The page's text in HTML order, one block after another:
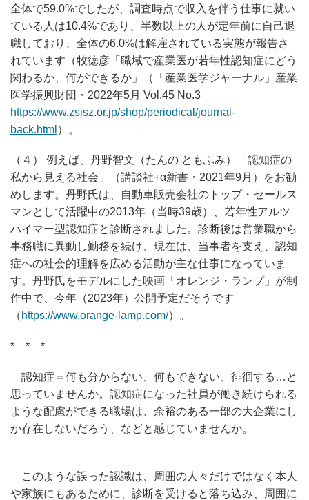
全体で59.0%でしたが、調査時点で収入を伴う仕事に就い
ている人は10.4%であり、半数以上の人が定年前に自己退
職しており、全体の6.0%は解雇されている実態が報告さ
れています（牧徳彦「職域で産業医が若年性認知症にどう
関わるか、何ができるか」（「産業医学ジャーナル」産業
医学振興財団・2022年5月 Vol.45 No.3
https://www.zsisz.or.jp/shop/periodical/journal-
back.html ）。
（４） 例えば、丹野智文（たんの ともふみ）「認知症の
私から見える社会」（講談社+α新書・2021年9月）をお勧
めします。丹野氏は、自動車販売会社のトップ・セールス
マンとして活躍中の2013年（当時39歳）、若年性アルツ
ハイマー型認知症と診断されました。診断後は営業職から
事務職に異動し勤務を続け、現在は、当事者を支え、認知
症への社会的理解を広める活動が主な仕事になっていま
す。丹野氏をモデルにした映画「オレンジ・ランプ」が制
作中で、今年（2023年）公開予定だそうです
（ https://www.orange-lamp.com/）。
* * *
認知症＝何も分からない、何もできない、徘徊する…と
思っていませんか。認知症になった社員が働き続けられる
ような配慮ができる職場は、余裕のある一部の大企業にし
か存在しないだろう、などと感じていませんか。
このような誤った認識は、周囲の人々だけではなく本人
や家族にもあるために、診断を受けると落ち込み、周囲に